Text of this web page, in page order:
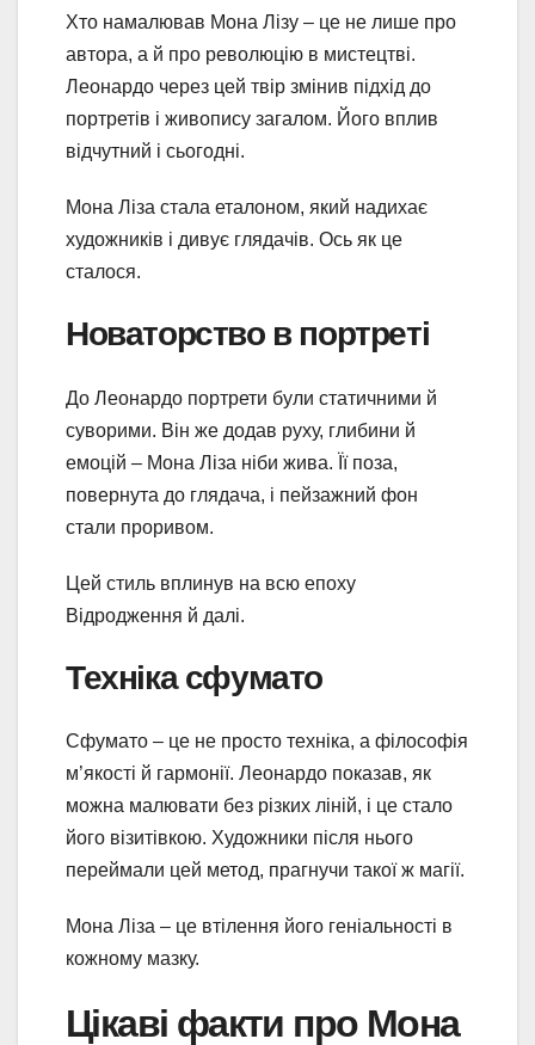
Хто намалював Мона Лізу – це не лише про
автора, а й про революцію в мистецтві.
Леонардо через цей твір змінив підхід до
портретів і живопису загалом. Його вплив
відчутний і сьогодні.
Мона Ліза стала еталоном, який надихає
художників і дивує глядачів. Ось як це
сталося.
Новаторство в портреті
До Леонардо портрети були статичними й
суворими. Він же додав руху, глибини й
емоцій – Мона Ліза ніби жива. Її поза,
повернута до глядача, і пейзажний фон
стали проривом.
Цей стиль вплинув на всю епоху
Відродження й далі.
Техніка сфумато
Сфумато – це не просто техніка, а філософія
м’якості й гармонії. Леонардо показав, як
можна малювати без різких ліній, і це стало
його візитівкою. Художники після нього
переймали цей метод, прагнучи такої ж магії.
Мона Ліза – це втілення його геніальності в
кожному мазку.
Цікаві факти про Мона